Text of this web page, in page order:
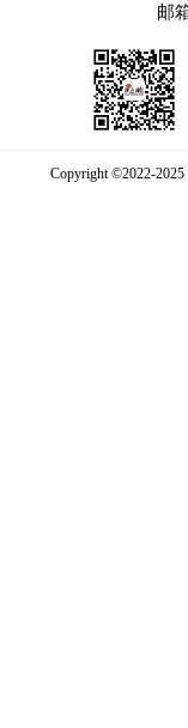
邮
Copyright ©2022-2025